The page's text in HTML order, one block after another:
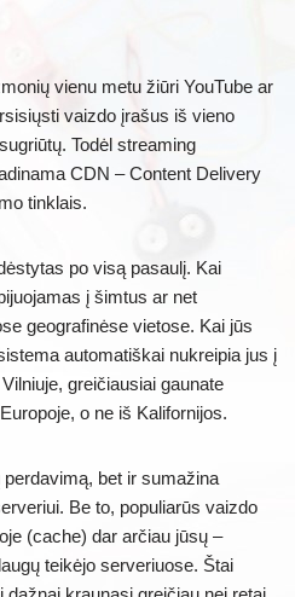
vienu metu žiūri YouTube ar
vaizdo įrašus iš vieno
Todėl streaming
CDN – Content Delivery
tinklais.
po visą pasaulį. Kai
į šimtus ar net
geografinėse vietose. Kai jūs
automatiškai nukreipia jus į
greičiausiai gaunate
o ne iš Kalifornijos.
bet ir sumažina
Be to, populiarūs vaizdo
(cache) dar arčiau jūsų –
teikėjo serveriuose. Štai